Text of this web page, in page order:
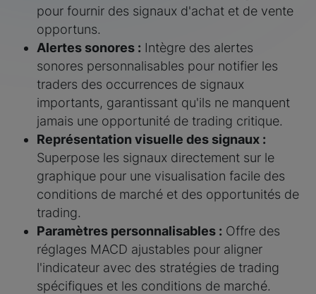
pour fournir des signaux d'achat et de vente
opportuns.
Alertes sonores : Intègre des alertes
sonores personnalisables pour notifier les
traders des occurrences de signaux
importants, garantissant qu'ils ne manquent
jamais une opportunité de trading critique.
Représentation visuelle des signaux :
Superpose les signaux directement sur le
graphique pour une visualisation facile des
conditions de marché et des opportunités de
trading.
Paramètres personnalisables : Offre des
réglages MACD ajustables pour aligner
l'indicateur avec des stratégies de trading
spécifiques et les conditions de marché.